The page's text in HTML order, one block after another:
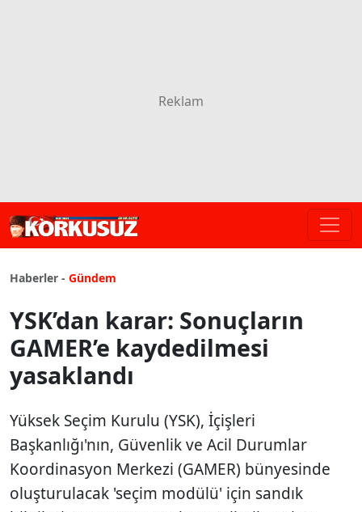
Haberler - Gündem
YSK’dan karar: Sonuçların
GAMER’e kaydedilmesi
yasaklandı
Yüksek Seçim Kurulu (YSK), İçişleri
Başkanlığı'nın, Güvenlik ve Acil Durumlar
Koordinasyon Merkezi (GAMER) bünyesinde
oluşturulacak 'seçim modülü' için sandık